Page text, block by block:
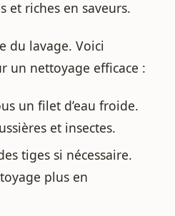
et riches en saveurs.
du lavage. Voici
un nettoyage efficace :
un filet d’eau froide.
et insectes.
tiges si nécessaire.
plus en